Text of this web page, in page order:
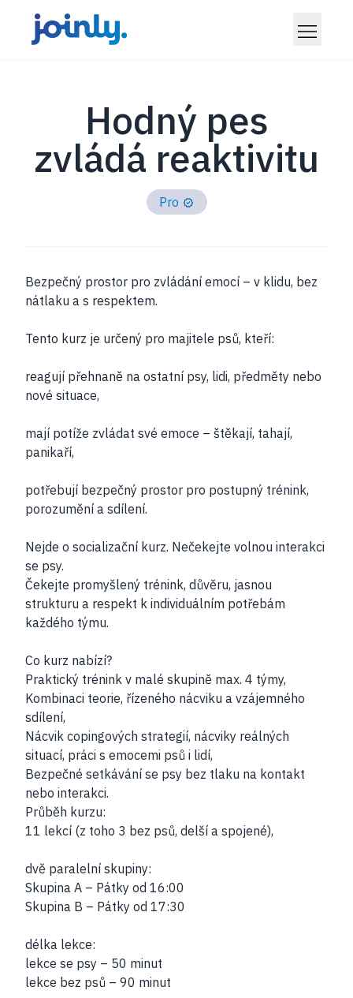
Hodný pes
zvládá reaktivitu
Pro
Bezpečný prostor pro zvládání emocí – v klidu, bez
nátlaku a s respektem.
Tento kurz je určený pro majitele psů, kteří:
reagují přehnaně na ostatní psy, lidi, předměty nebo
nové situace,
mají potíže zvládat své emoce – štěkají, tahají,
panikaří,
potřebují bezpečný prostor pro postupný trénink,
porozumění a sdílení.
Nejde o socializační kurz. Nečekejte volnou interakci
se psy.
Čekejte promyšlený trénink, důvěru, jasnou
strukturu a respekt k individuálním potřebám
každého týmu.
Co kurz nabízí?
Praktický trénink v malé skupině max. 4 týmy,
Kombinaci teorie, řízeného nácviku a vzájemného
sdílení,
Nácvik copingových strategií, nácviky reálných
situací, práci s emocemi psů i lidí,
Bezpečné setkávání se psy bez tlaku na kontakt
nebo interakci.
Průběh kurzu:
11 lekcí (z toho 3 bez psů, delší a spojené),
dvě paralelní skupiny:
Skupina A – Pátky od 16:00
Skupina B – Pátky od 17:30
délka lekce:
lekce se psy – 50 minut
lekce bez psů – 90 minut